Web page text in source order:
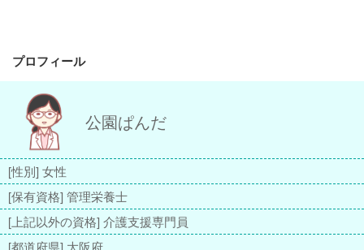
プロフィール
公園ぱんだ
[性別] 女性
[保有資格] 管理栄養士
[上記以外の資格] 介護支援専門員
[都道府県] 大阪府